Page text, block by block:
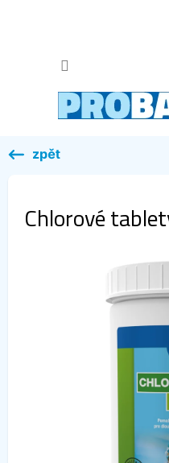
Chlorové